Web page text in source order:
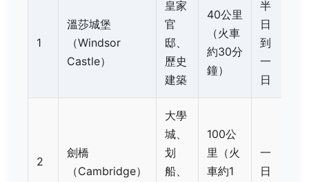
1
溫莎城堡
（Windsor
Castle）
皇家
官
邸、
歷史
建築
40公里
（火車
約30分
鐘）
半
日
到
一
日
2
劍橋
（Cambridge）
大學
城、
划
船、
100公
里（火
車約1
一
日